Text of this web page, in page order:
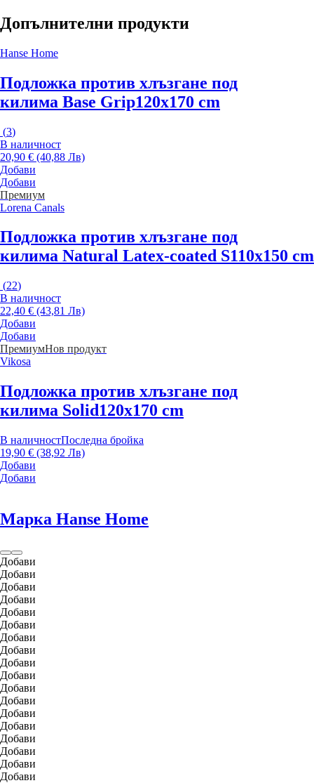
Допълнителни продукти
Hanse Home
Подложка против хлъзгане под
килима Base Grip120x170 cm
(3)
В наличност
20,90 € (40,88 Лв)
Добави
Добави
Премиум
Lorena Canals
Подложка против хлъзгане под
килима Natural Latex-coated S110x150 cm
(22)
В наличност
22,40 € (43,81 Лв)
Добави
Добави
ПремиумНов продукт
Vikosa
Подложка против хлъзгане под
килима Solid120x170 cm
В наличностПоследна бройка
19,90 € (38,92 Лв)
Добави
Добави
Марка Hanse Home
Добави
Добави
Добави
Добави
Добави
Добави
Добави
Добави
Добави
Добави
Добави
Добави
Добави
Добави
Добави
Добави
Добави
Добави